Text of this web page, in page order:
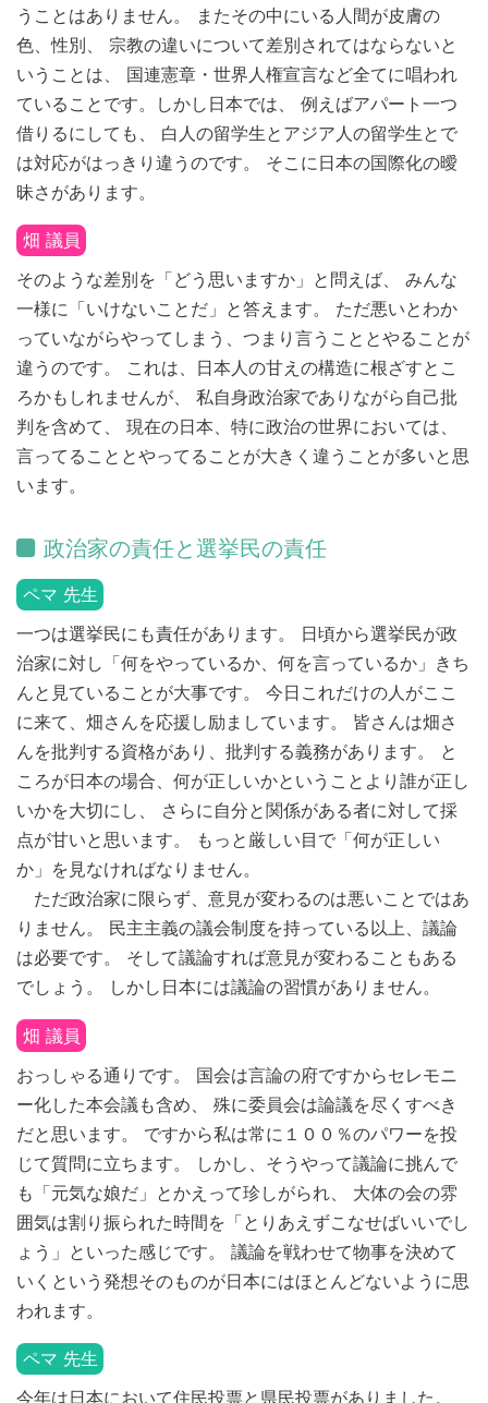
うことはありません。 またその中にいる人間が皮膚の
色、性別、 宗教の違いについて差別されてはならないと
いうことは、 国連憲章・世界人権宣言など全てに唱われ
ていることです。しかし日本では、 例えばアパート一つ
借りるにしても、 白人の留学生とアジア人の留学生とで
は対応がはっきり違うのです。 そこに日本の国際化の曖
昧さがあります。
畑 議員
そのような差別を「どう思いますか」と問えば、 みんな
一様に「いけないことだ」と答えます。 ただ悪いとわか
っていながらやってしまう、つまり言うこととやることが
違うのです。 これは、日本人の甘えの構造に根ざすとこ
ろかもしれませんが、 私自身政治家でありながら自己批
判を含めて、 現在の日本、特に政治の世界においては、
言ってることとやってることが大きく違うことが多いと思
います。
政治家の責任と選挙民の責任
ペマ 先生
一つは選挙民にも責任があります。 日頃から選挙民が政
治家に対し「何をやっているか、何を言っているか」きち
んと見ていることが大事です。 今日これだけの人がここ
に来て、畑さんを応援し励ましています。 皆さんは畑さ
んを批判する資格があり、批判する義務があります。 と
ころが日本の場合、何が正しいかということより誰が正し
いかを大切にし、 さらに自分と関係がある者に対して採
点が甘いと思います。 もっと厳しい目で「何が正しい
か」を見なければなりません。
ただ政治家に限らず、意見が変わるのは悪いことではあ
りません。 民主主義の議会制度を持っている以上、議論
は必要です。 そして議論すれば意見が変わることもある
でしょう。 しかし日本には議論の習慣がありません。
畑 議員
おっしゃる通りです。 国会は言論の府ですからセレモニ
ー化した本会議も含め、 殊に委員会は論議を尽くすべき
だと思います。 ですから私は常に１００％のパワーを投
じて質問に立ちます。 しかし、そうやって議論に挑んで
も「元気な娘だ」とかえって珍しがられ、 大体の会の雰
囲気は割り振られた時間を「とりあえずこなせばいいでし
ょう」といった感じです。 議論を戦わせて物事を決めて
いくという発想そのものが日本にはほとんどないように思
われます。
ペマ 先生
今年は日本において住民投票と県民投票がありました。